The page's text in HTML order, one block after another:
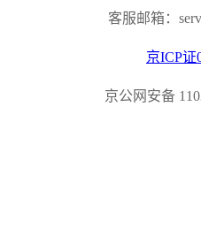
客服邮箱：
京ICP证
京公网安备